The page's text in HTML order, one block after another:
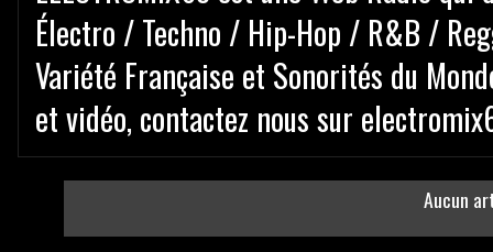
Électro / Techno / Hip-Hop / R&B /
Variété Française et Sonorités du
et vidéo, contactez nous sur
Aucun